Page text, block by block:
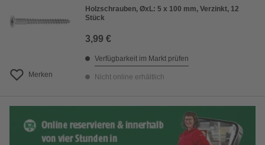
Merken
Holzschrauben, ØxL: 5 x 100 mm, Verzinkt, 12
Stück
3,99 €
Verfügbarkeit im Markt prüfen
Nicht online erhältlich